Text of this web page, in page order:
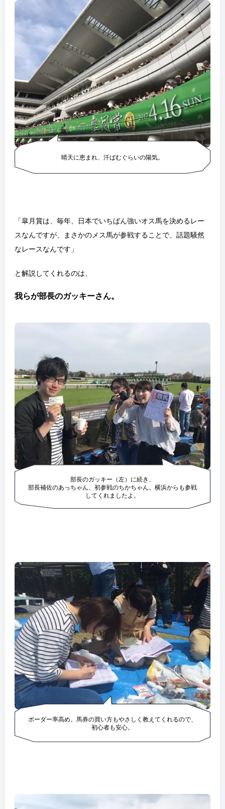
晴天に恵まれ、汗ばむぐらいの陽気。
「皐月賞は、毎年、日本でいちばん強いオス馬を決めるレー
スなんですが、まさかのメス馬が参戦することで、話題騒然
なレースなんです」
と解説してくれるのは、
我らが部長のガッキーさん。
部長のガッキー（左）に続き、
部長補佐のあっちゃん、初参戦のちかちゃん。横浜からも参戦
してくれましたよ。
ボーダー率高め。馬券の買い方もやさしく教えてくれるので、
初心者も安心。